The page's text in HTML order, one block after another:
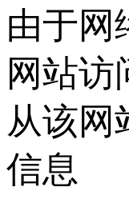
由于网
网站访
从该网
信息